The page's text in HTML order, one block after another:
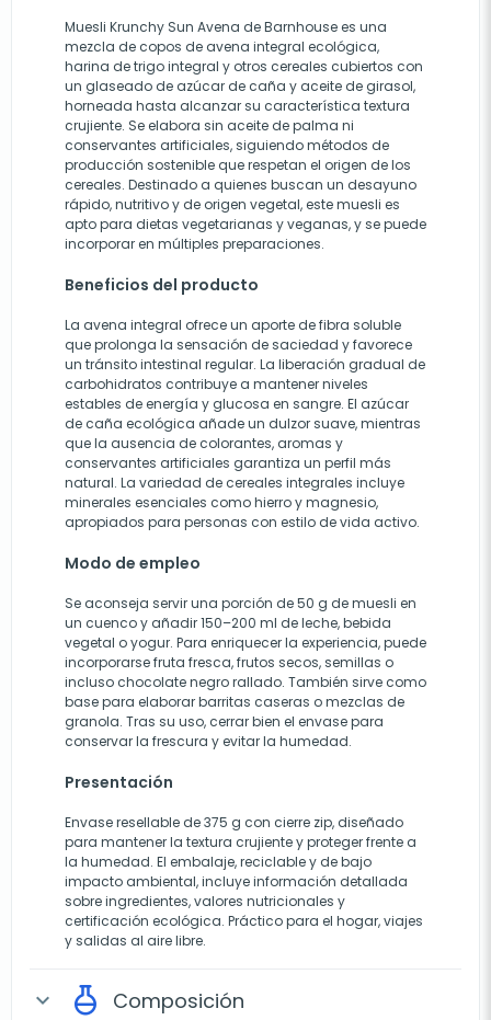
Muesli Krunchy Sun Avena de Barnhouse es una
mezcla de copos de avena integral ecológica,
harina de trigo integral y otros cereales cubiertos con
un glaseado de azúcar de caña y aceite de girasol,
horneada hasta alcanzar su característica textura
crujiente. Se elabora sin aceite de palma ni
conservantes artificiales, siguiendo métodos de
producción sostenible que respetan el origen de los
cereales. Destinado a quienes buscan un desayuno
rápido, nutritivo y de origen vegetal, este muesli es
apto para dietas vegetarianas y veganas, y se puede
incorporar en múltiples preparaciones.
Beneficios del producto
La avena integral ofrece un aporte de fibra soluble
que prolonga la sensación de saciedad y favorece
un tránsito intestinal regular. La liberación gradual de
carbohidratos contribuye a mantener niveles
estables de energía y glucosa en sangre. El azúcar
de caña ecológica añade un dulzor suave, mientras
que la ausencia de colorantes, aromas y
conservantes artificiales garantiza un perfil más
natural. La variedad de cereales integrales incluye
minerales esenciales como hierro y magnesio,
apropiados para personas con estilo de vida activo.
Modo de empleo
Se aconseja servir una porción de 50 g de muesli en
un cuenco y añadir 150–200 ml de leche, bebida
vegetal o yogur. Para enriquecer la experiencia, puede
incorporarse fruta fresca, frutos secos, semillas o
incluso chocolate negro rallado. También sirve como
base para elaborar barritas caseras o mezclas de
granola. Tras su uso, cerrar bien el envase para
conservar la frescura y evitar la humedad.
Presentación
Envase resellable de 375 g con cierre zip, diseñado
para mantener la textura crujiente y proteger frente a
la humedad. El embalaje, reciclable y de bajo
impacto ambiental, incluye información detallada
sobre ingredientes, valores nutricionales y
certificación ecológica. Práctico para el hogar, viajes
y salidas al aire libre.
expand_more Composición